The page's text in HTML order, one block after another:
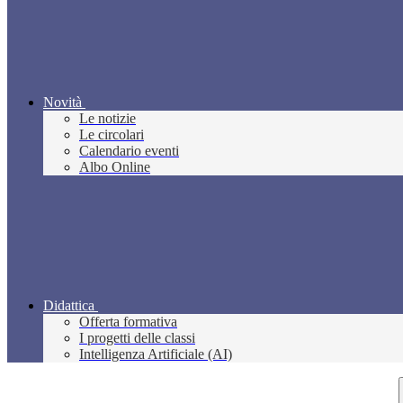
Novità
Le notizie
Le circolari
Calendario eventi
Albo Online
Didattica
Offerta formativa
I progetti delle classi
Intelligenza Artificiale (AI)